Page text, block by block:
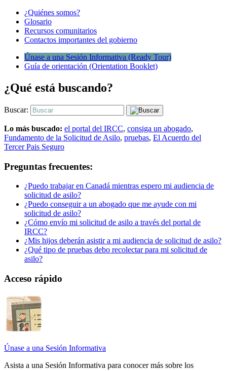
¿Quiénes somos?
Glosario
Recursos comunitarios
Contactos importantes del gobierno
Únase a una Sesión Informativa (Ready Tour)
Guía de orientación (Orientation Booklet)
¿Qué está buscando?
Buscar:
Lo más buscado: el portal del IRCC, consiga un abogado,
Fundamento de la Solicitud de Asilo, pruebas, El Acuerdo del
Tercer Pais Seguro
Preguntas frecuentes:
¿Puedo trabajar en Canadá mientras espero mi audiencia de
solicitud de asilo?
¿Puedo conseguir a un abogado que me ayude con mi
solicitud de asilo?
¿Cómo envío mi solicitud de asilo a través del portal de
IRCC?
¿Mis hijos deberán asistir a mi audiencia de solicitud de asilo?
¿Qué tipo de pruebas debo recolectar para mi solicitud de
asilo?
Acceso rápido
Únase a una Sesión Informativa
Asista a una Sesión Informativa para conocer más sobre los